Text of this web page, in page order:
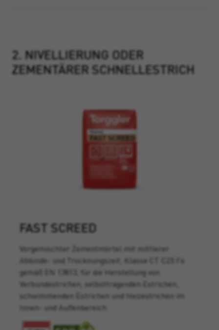
2. NIVELLIERUNG ODER
ZEMENTÄRER SCHNELLESTRICH
FAST SCREED
Vorgemischter Zementmörtel mit mittlerer
Abbinde- und Trocknungszeit, Klasse CT C25 F4
gemäß EN 13813, für die Herstellung von
Verbundestrichen, selbsttragenden Estrichen,
schwimmenden Estrichen und Heizestrichen im
Innen- und Außenbereich.